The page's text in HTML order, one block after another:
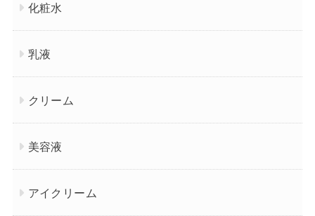
化粧水
乳液
クリーム
美容液
アイクリーム